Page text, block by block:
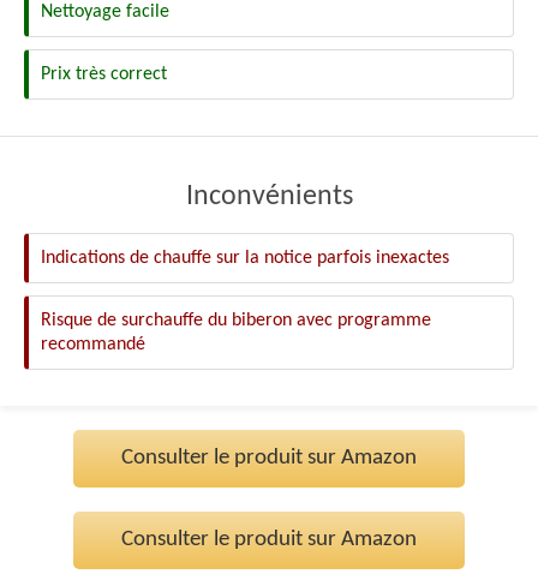
Nettoyage facile
Prix très correct
Inconvénients
Indications de chauffe sur la notice parfois inexactes
Risque de surchauffe du biberon avec programme
recommandé
Consulter le produit sur Amazon
Consulter le produit sur Amazon